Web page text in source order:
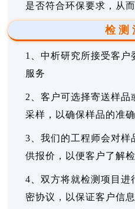
是否符合环保要求，从
检测
1、中析研究所接受客户
服务
2、客户可选择寄送样品
采样，以确保样品的准
3、我们的工程师会对样
供报价，以便客户了解检
4、双方将就检测项目进
密协议，以保证客户信